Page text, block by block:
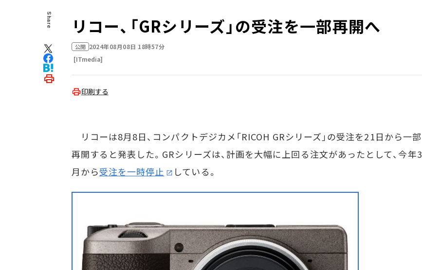
Share リコー、「GRシリーズ」の受注を一部再開へ
公開 2024年08月08日 18時57分
[ITmedia]
印刷する
リコーは8月8日、コンパクトデジカメ「RICOH GRシリーズ」の受注を21日から一部
再開すると発表した。GRシリーズは、計画を大幅に上回る注文があったとして、今年3
月から受注を一時停止 している。